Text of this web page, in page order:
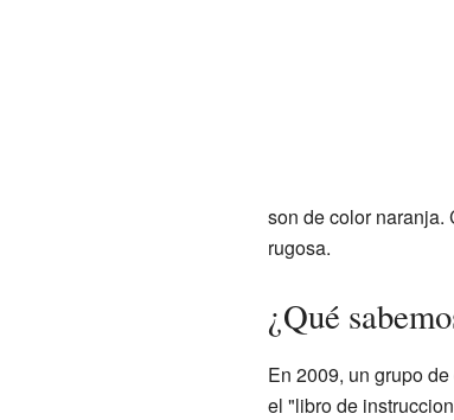
son de color naranja.
rugosa.
¿Qué
En 2009, un grupo
el "libro de